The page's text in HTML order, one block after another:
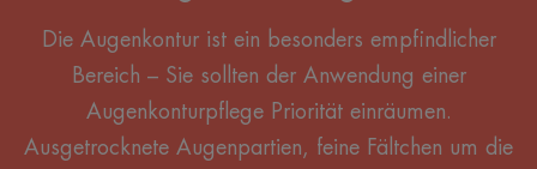
Die Augenkontur ist ein besonders empfindlicher
Bereich – Sie sollten der Anwendung einer
Augenkonturpflege Priorität einräumen.
Ausgetrocknete Augenpartien, feine Fältchen um die